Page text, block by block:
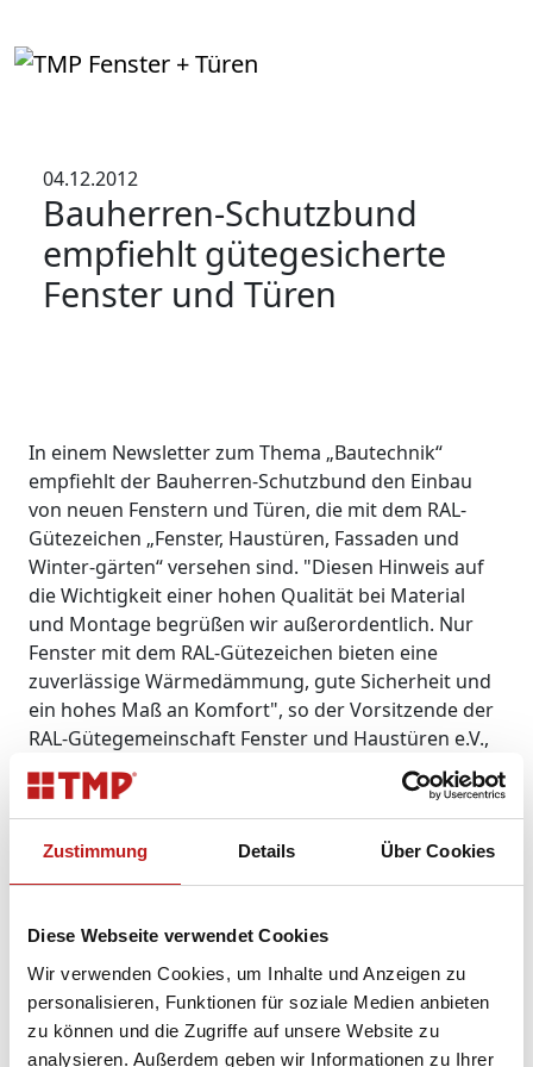
Zustimmung Details Über Cookies
Diese Webseite verwendet Cookies
Wir verwenden Cookies, um Inhalte und Anzeigen zu
personalisieren, Funktionen für soziale Medien anbieten
zu können und die Zugriffe auf unsere Website zu
analysieren. Außerdem geben wir Informationen zu Ihrer
04.12.2012
Bauherren-Schutzbund
empfiehlt gütegesicherte
Fenster und Türen
In einem Newsletter zum Thema „Bautechnik“
empfiehlt der Bauherren-Schutzbund den Einbau
von neuen Fenstern und Türen, die mit dem RAL-
Gütezeichen „Fenster, Haustüren, Fassaden und
Winter-gärten“ versehen sind. "Diesen Hinweis auf
die Wichtigkeit einer hohen Qualität bei Material
und Montage begrüßen wir außerordentlich. Nur
Fenster mit dem RAL-Gütezeichen bieten eine
zuverlässige Wärmedämmung, gute Sicherheit und
ein hohes Maß an Komfort", so der Vorsitzende der
RAL-Gütegemeinschaft Fenster und Haustüren e.V.,
Bernhard Helbing. Kunden der Mitglieder der
Gütegemeinschaft Fenster und Haustüren e.V.
können sich Dank einer umfassenden
Gütesicherung jederzeit auf eine durchgehend hohe
Qualität von Fenstern, Haustüren, Fassaden und
Deutschland gehören dazu und sind damit ihren
Mitbewerbern immer einen entscheidenden Schritt
voraus. Das hat einen guten Grund, denn ihre
Produkte werden regelmäßig in Form von Eigen-
und Fremdüberwachungen überprüft. „Die